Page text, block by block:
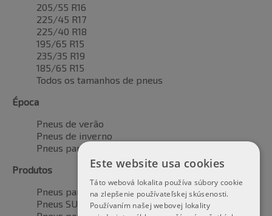
205/55 R16
225/45 R17
225/40 R18
195/65 R15
235/35 R19
185/65 R15
Todos os tamanhos de pneus
Época
Pneus de verão
Pneus de inverno
Pneus para todas as estações
Produtos
Pneus para automóveis
Pneus SUV / 4x4
Este website usa cookies
Táto webová lokalita používa súbory cookie
na zlepšenie používateľskej skúsenosti.
Používaním našej webovej lokality